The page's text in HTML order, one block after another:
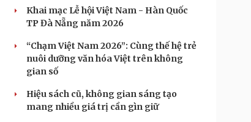
Khai mạc Lễ hội Việt Nam - Hàn Quốc
TP Đà Nẵng năm 2026
“Chạm Việt Nam 2026”: Cùng thế hệ trẻ
nuôi dưỡng văn hóa Việt trên không
gian số
Hiệu sách cũ, không gian sáng tạo
mang nhiều giá trị cần gìn giữ